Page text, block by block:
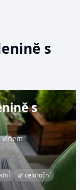
s
s
vínem
🌿 celoroční